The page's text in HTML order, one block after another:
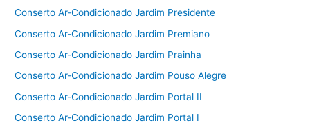
Conserto Ar-Condicionado Jardim Presidente
Conserto Ar-Condicionado Jardim Premiano
Conserto Ar-Condicionado Jardim Prainha
Conserto Ar-Condicionado Jardim Pouso Alegre
Conserto Ar-Condicionado Jardim Portal II
Conserto Ar-Condicionado Jardim Portal I